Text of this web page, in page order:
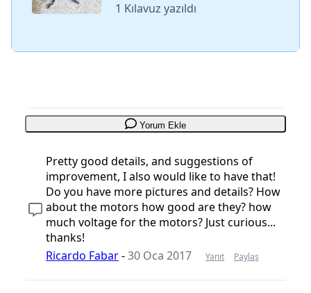
1 Kılavuz yazıldı
Yorum Ekle
Pretty good details, and suggestions of
improvement, I also would like to have that!
Do you have more pictures and details? How
about the motors how good are they? how
much voltage for the motors? Just curious...
thanks!
Ricardo Fabar-30 Oca 2017 Yanıt Paylaş